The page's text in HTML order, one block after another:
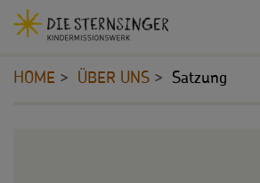
Navigationsabkürzungen
Seiteninhalt
Zur
MENU SCHLIESSEN
befinden
HOME ÜBER UNS Satzung